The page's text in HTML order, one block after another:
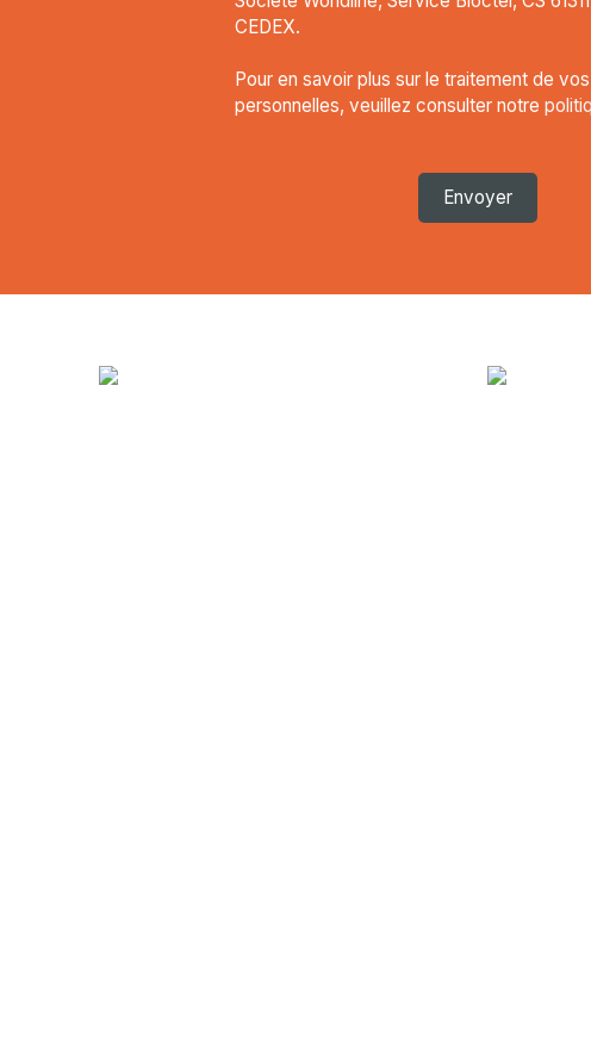
CEDEX.
Pour en savoir plus sur le traitement de
personnelles, veuillez consulter notre
Envoyer